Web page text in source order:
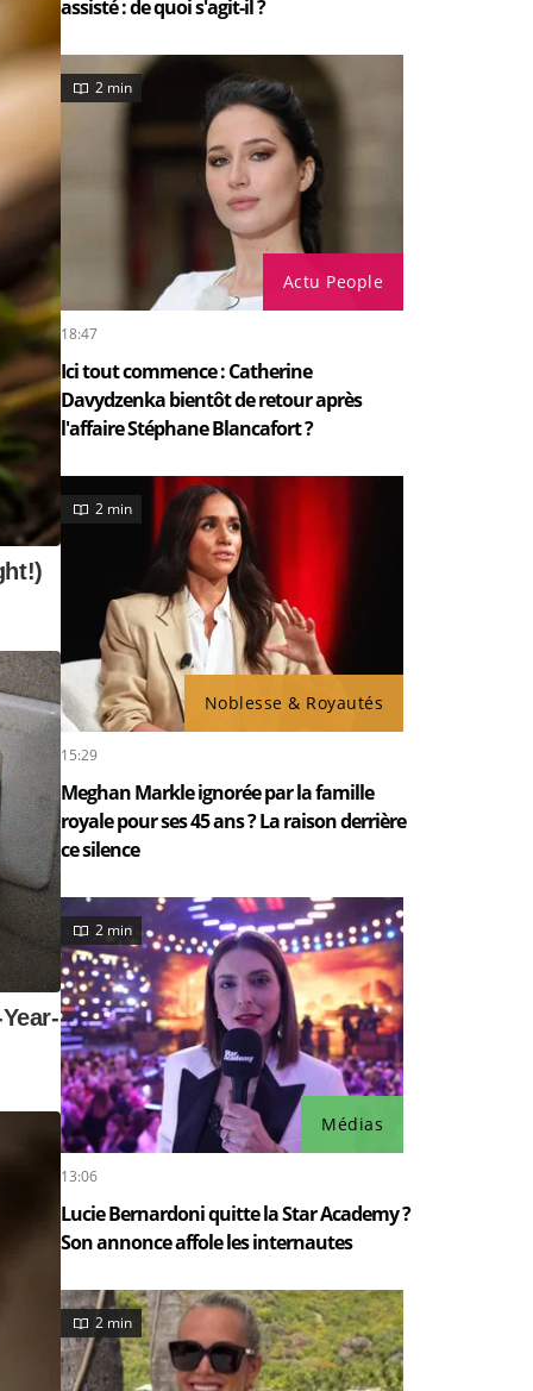
assisté : de quoi s'agit-il ?
Actu People
2 min
18:47
Ici tout commence : Catherine
Davydzenka bientôt de retour après
l'affaire Stéphane Blancafort ?
Noblesse & Royautés
2 min
15:29
Meghan Markle ignorée par la famille
royale pour ses 45 ans ? La raison derrière
ce silence
Médias
2 min
13:06
Lucie Bernardoni quitte la Star Academy ?
Son annonce affole les internautes
2 min